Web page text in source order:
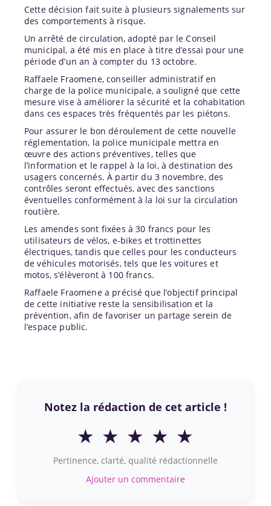
Cette décision fait suite à plusieurs signalements sur
des comportements à risque.
Un arrêté de circulation, adopté par le Conseil
municipal, a été mis en place à titre d’essai pour une
période d’un an à compter du 13 octobre.
Raffaele Fraomene, conseiller administratif en
charge de la police municipale, a souligné que cette
mesure vise à améliorer la sécurité et la cohabitation
dans ces espaces très fréquentés par les piétons.
Pour assurer le bon déroulement de cette nouvelle
réglementation, la police municipale mettra en
œuvre des actions préventives, telles que
l’information et le rappel à la loi, à destination des
usagers concernés. À partir du 3 novembre, des
contrôles seront effectués, avec des sanctions
éventuelles conformément à la loi sur la circulation
routière.
Les amendes sont fixées à 30 francs pour les
utilisateurs de vélos, e-bikes et trottinettes
électriques, tandis que celles pour les conducteurs
de véhicules motorisés, tels que les voitures et
motos, s’élèveront à 100 francs.
Raffaele Fraomene a précisé que l’objectif principal
de cette initiative reste la sensibilisation et la
prévention, afin de favoriser un partage serein de
l’espace public.
Notez la rédaction de cet article !
★ ★ ★ ★ ★
Pertinence, clarté, qualité rédactionnelle
Ajouter un commentaire